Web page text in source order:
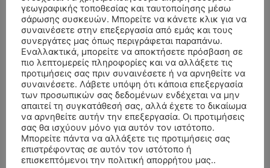
- Advertisment -
γεωγραφικής τοποθεσίας και ταυτοποίησης μέσω
σάρωσης συσκευών. Μπορείτε να κάνετε κλικ για να
συναινέσετε στην επεξεργασία από εμάς και τους
συνεργάτες μας όπως περιγράφεται παραπάνω.
Εναλλακτικά, μπορείτε να αποκτήσετε πρόσβαση σε
πιο λεπτομερείς πληροφορίες και να αλλάξετε τις
προτιμήσεις σας πριν συναινέσετε ή να αρνηθείτε να
συναινέσετε. Λάβετε υπόψη ότι κάποια επεξεργασία
των προσωπικών σας δεδομένων ενδέχεται να μην
απαιτεί τη συγκατάθεσή σας, αλλά έχετε το δικαίωμα
να αρνηθείτε αυτήν την επεξεργασία. Οι προτιμήσεις
σας θα ισχύουν μόνο για αυτόν τον ιστότοπο.
Μπορείτε πάντα να αλλάξετε τις προτιμήσεις σας
επιστρέφοντας σε αυτόν τον ιστότοπο ή
επισκεπτόμενοι την πολιτική απορρήτου μας..